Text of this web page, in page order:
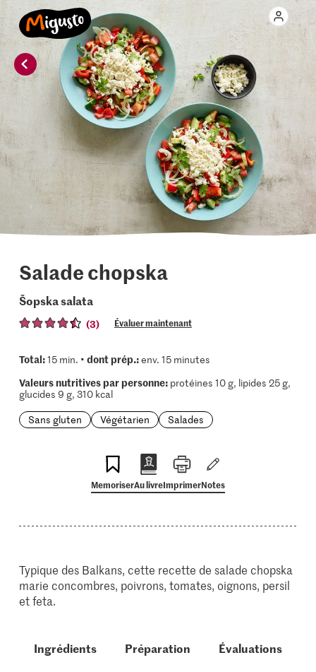
Salade chopska
Šopska salata
(3) Évaluer maintenant
Total:15 min. • dont prép.:env. 15 minutes
Valeurs nutritives par personne:protéines 10 g, lipides 25 g,
glucides 9 g, 310 kcal
Sans gluten
Végétarien Salades
MemoriserAu livreImprimerNotes
Typique des Balkans, cette recette de salade chopska
marie concombres, poivrons, tomates, oignons, persil
et feta.
Ingrédients Préparation Évaluations